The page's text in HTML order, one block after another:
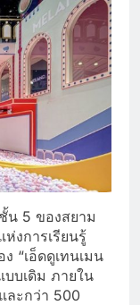
น 5 ของสยาม
งการเรียนรู้
“เอ็ดดูเทนเมน
บเดิม ภายใน
ละกว่า 500